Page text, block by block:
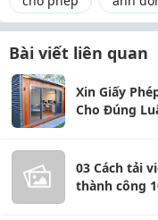
Bài viết liên quan
Xin Giấy
Cho Đúng
03 Cách tải
thành công